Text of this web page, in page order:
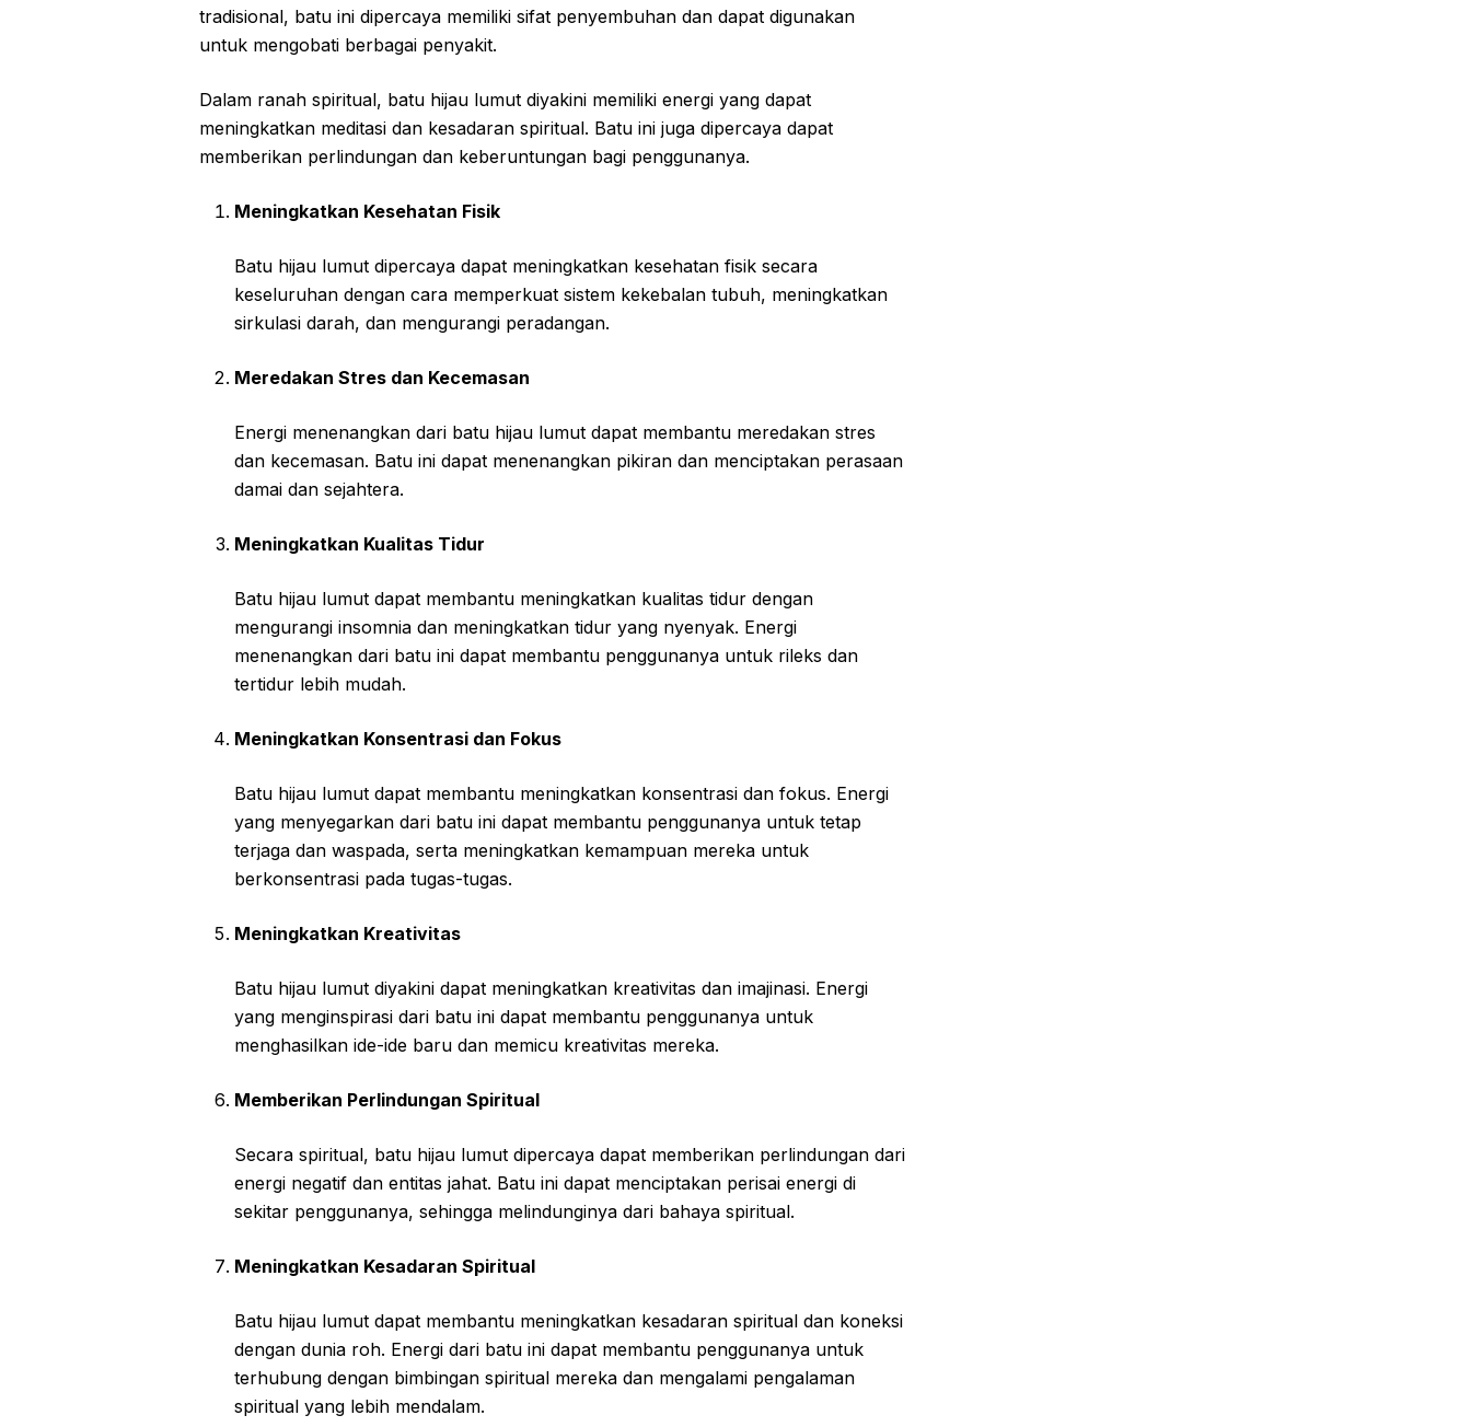
tradisional, batu ini dipercaya memiliki sifat penyembuhan dan dapat digunakan
untuk mengobati berbagai penyakit.
Dalam ranah spiritual, batu hijau lumut diyakini memiliki energi yang dapat
meningkatkan meditasi dan kesadaran spiritual. Batu ini juga dipercaya dapat
memberikan perlindungan dan keberuntungan bagi penggunanya.
Meningkatkan Kesehatan Fisik
Batu hijau lumut dipercaya dapat meningkatkan kesehatan fisik secara
keseluruhan dengan cara memperkuat sistem kekebalan tubuh, meningkatkan
sirkulasi darah, dan mengurangi peradangan.
Meredakan Stres dan Kecemasan
Energi menenangkan dari batu hijau lumut dapat membantu meredakan stres
dan kecemasan. Batu ini dapat menenangkan pikiran dan menciptakan perasaan
damai dan sejahtera.
Meningkatkan Kualitas Tidur
Batu hijau lumut dapat membantu meningkatkan kualitas tidur dengan
mengurangi insomnia dan meningkatkan tidur yang nyenyak. Energi
menenangkan dari batu ini dapat membantu penggunanya untuk rileks dan
tertidur lebih mudah.
Meningkatkan Konsentrasi dan Fokus
Batu hijau lumut dapat membantu meningkatkan konsentrasi dan fokus. Energi
yang menyegarkan dari batu ini dapat membantu penggunanya untuk tetap
terjaga dan waspada, serta meningkatkan kemampuan mereka untuk
berkonsentrasi pada tugas-tugas.
Meningkatkan Kreativitas
Batu hijau lumut diyakini dapat meningkatkan kreativitas dan imajinasi. Energi
yang menginspirasi dari batu ini dapat membantu penggunanya untuk
menghasilkan ide-ide baru dan memicu kreativitas mereka.
Memberikan Perlindungan Spiritual
Secara spiritual, batu hijau lumut dipercaya dapat memberikan perlindungan dari
energi negatif dan entitas jahat. Batu ini dapat menciptakan perisai energi di
sekitar penggunanya, sehingga melindunginya dari bahaya spiritual.
Meningkatkan Kesadaran Spiritual
Batu hijau lumut dapat membantu meningkatkan kesadaran spiritual dan koneksi
dengan dunia roh. Energi dari batu ini dapat membantu penggunanya untuk
terhubung dengan bimbingan spiritual mereka dan mengalami pengalaman
spiritual yang lebih mendalam.